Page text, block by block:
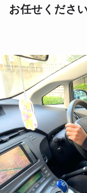
お任せくださ